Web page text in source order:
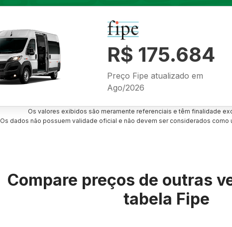
R$ 175.684
Preço Fipe atualizado em
Ago/2026
Os valores exibidos são meramente referenciais e têm finalidade
Os dados não possuem validade oficial e não devem ser considerados como
Compare preços de outras
tabela Fipe